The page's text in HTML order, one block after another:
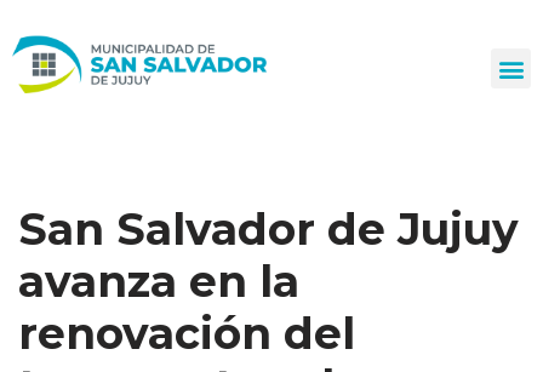
al
San Salvador de Jujuy
avanza en la
renovación del